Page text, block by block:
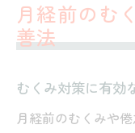
月経前のむ
善法
むくみ対策に有効
月経前のむくみや